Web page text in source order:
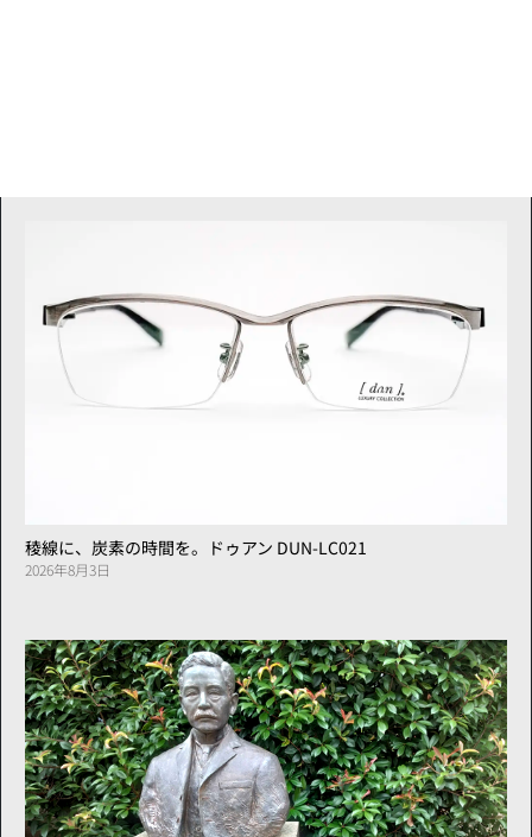
稜線に、炭素の時間を。ドゥアン DUN-LC021
2026年8月3日